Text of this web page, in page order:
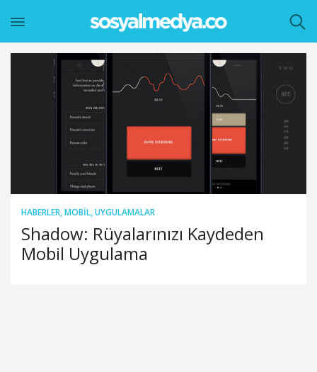
HABERLER,MOBIL,UYGULAMALAR
Shadow: Rüyalarınızı Kaydeden
Mobil Uygulama